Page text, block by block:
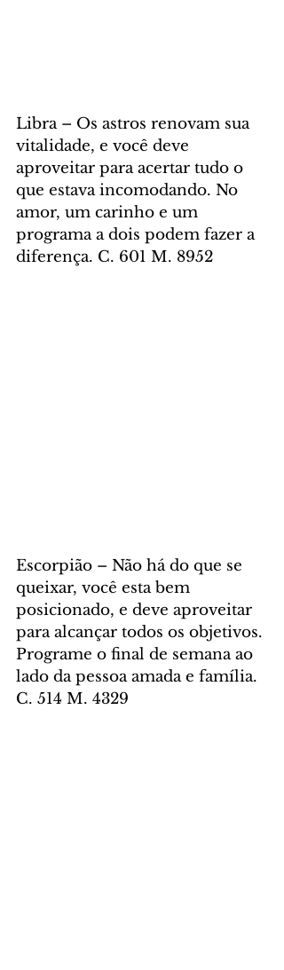
Libra – Os astros renovam sua
vitalidade, e você deve
aproveitar para acertar tudo o
que estava incomodando. No
amor, um carinho e um
programa a dois podem fazer a
diferença. C. 601 M. 8952
Escorpião – Não há do que se
queixar, você esta bem
posicionado, e deve aproveitar
para alcançar todos os objetivos.
Programe o final de semana ao
lado da pessoa amada e família.
C. 514 M. 4329